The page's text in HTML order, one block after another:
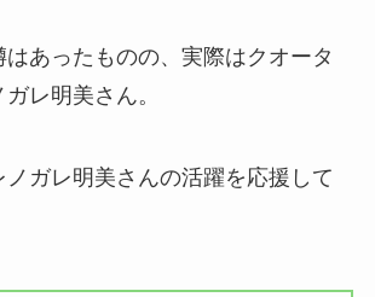
はあったものの、実際はクオータ
レ明美さん。
ノガレ明美さんの活躍を応援して